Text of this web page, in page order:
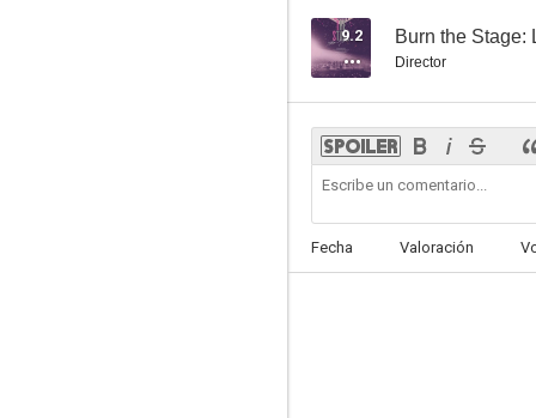
9.2 Burn the Stage:
Director
Fecha Valoración